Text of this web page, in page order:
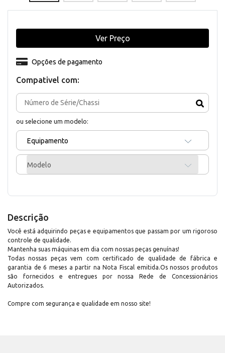
Compativel com:
ou selecione um modelo:
Equipamento
Modelo
Opções de pagamento
Ver Preço
Descrição
Você está adquirindo peças e equipamentos que passam por um rigoroso
controle de qualidade.
Mantenha suas máquinas em dia com nossas peças genuínas!
Todas nossas peças vem com certificado de qualidade de fábrica e
garantia de 6 meses a partir na Nota Fiscal emitida.Os nossos produtos
são fornecidos e entregues por nossa Rede de Concessionários
Autorizados.
Compre com segurança e qualidade em nosso site!